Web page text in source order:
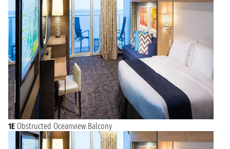
1E Obstructed Oceanview Balcony